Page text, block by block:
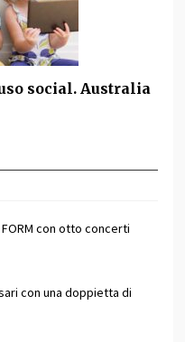
social. Australia
con otto concerti
con una doppietta di